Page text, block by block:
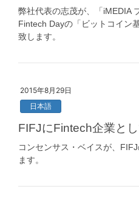
弊社代表の志茂が、「iMEDIA
Fintech Dayの「ビットコイン
致します。
2015年8月29日
日本語
FIFJにFintech企業と
コンセンサス・ベイスが、
ます。